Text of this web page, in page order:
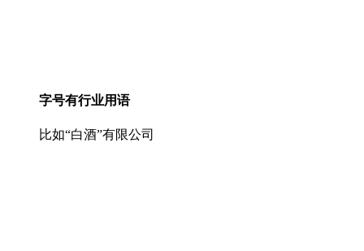
字号有行业用语
比如“白酒”有限公司